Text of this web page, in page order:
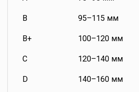
B 95–115 мм
B+ 100–120 мм
C 120–140 мм
D 140–160 мм